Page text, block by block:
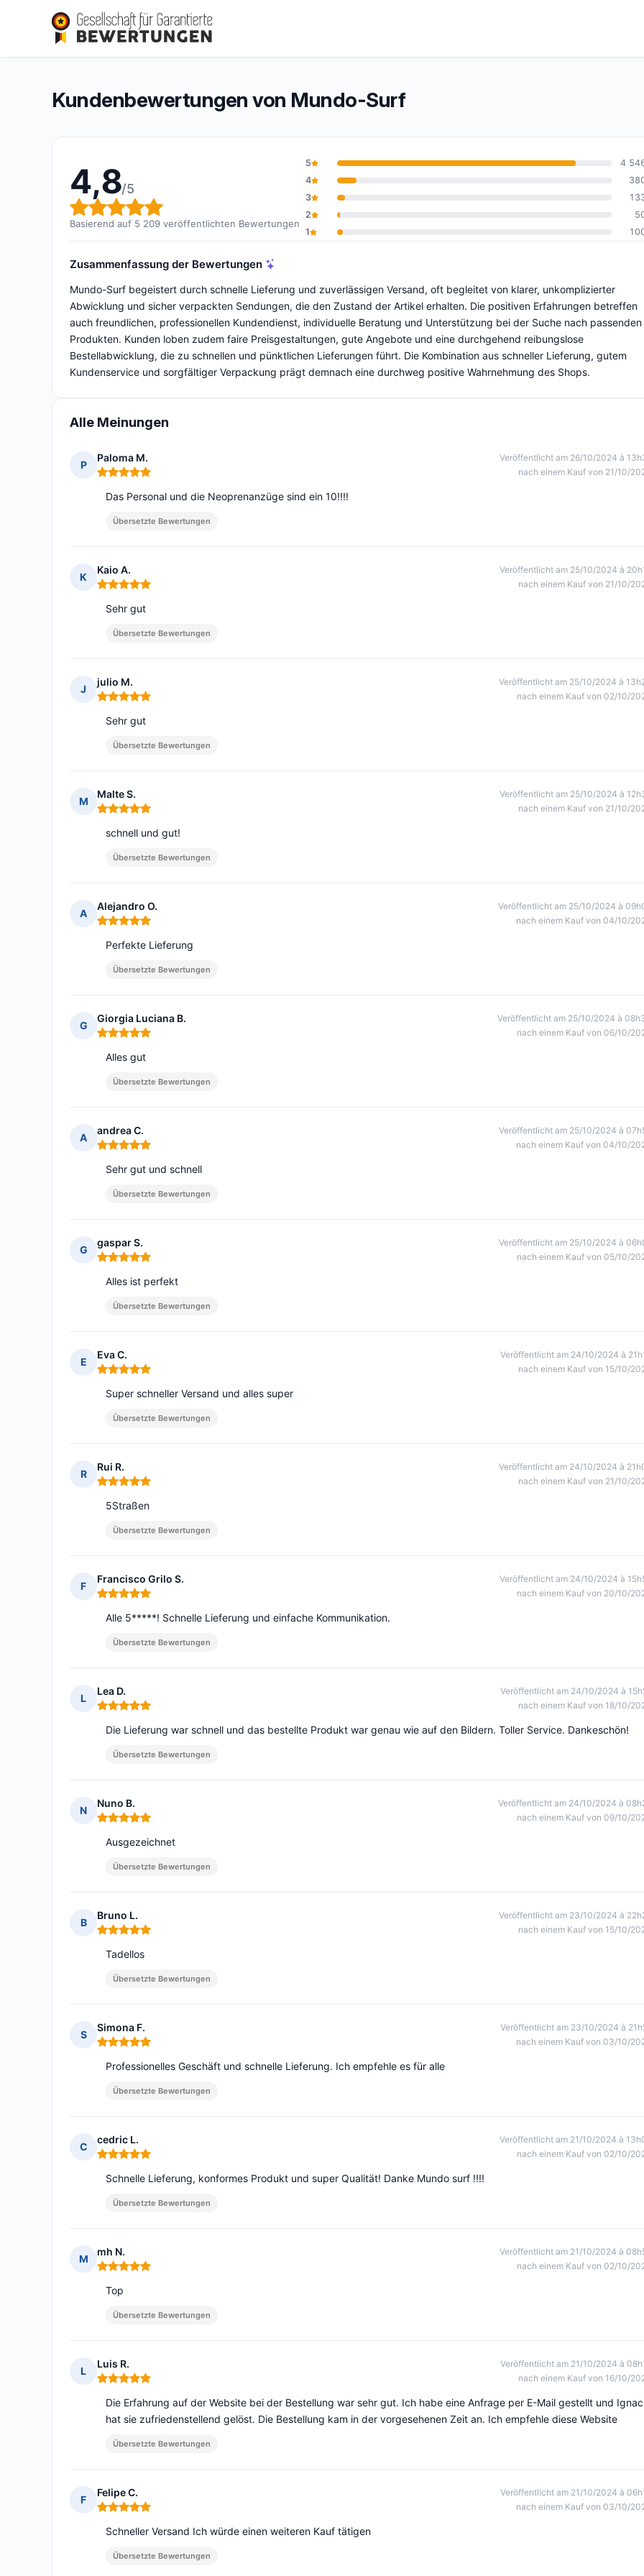
Mundo-Surf
Gesamtbewertung: 4,8 von 5
4,8/5(5 209 Bewertungen)
Kundenbewertungen von Mundo-Surf
4,8/5
Gesamtbewertung: 4,8 von 5
Basierend auf 5 209 veröffentlichten Bewertungen
5
4
4
3
2
1
Zusammenfassung der Bewertungen
Mundo-Surf begeistert durch schnelle Lieferung und zuverlässigen Versand, oft begleitet von klarer, unkomplizierter
Abwicklung und sicher verpackten Sendungen, die den Zustand der Artikel erhalten. Die positiven Erfahrungen betreffen
auch freundlichen, professionellen Kundendienst, individuelle Beratung und Unterstützung bei der Suche nach passenden
Produkten. Kunden loben zudem faire Preisgestaltungen, gute Angebote und eine durchgehend reibungslose
Bestellabwicklung, die zu schnellen und pünktlichen Lieferungen führt. Die Kombination aus schneller Lieferung, gutem
Kundenservice und sorgfältiger Verpackung prägt demnach eine durchweg positive Wahrnehmung des Shops.
Alle Meinungen
P
Paloma M.
Hinweis: 5 von 5
Veröffentlicht am 26/10/2024 à
nach einem Kauf von 21/10/
Das Personal und die Neoprenanzüge sind ein 10!!!!
Übersetzte Bewertungen
K
Kaio A.
Hinweis: 5 von 5
Veröffentlicht am 25/10/2024 à
nach einem Kauf von 21/10/
Sehr gut
Übersetzte Bewertungen
J
julio M.
Hinweis: 5 von 5
Veröffentlicht am 25/10/2024 à
nach einem Kauf von 02/10/
Sehr gut
Übersetzte Bewertungen
M
Malte S.
Hinweis: 5 von 5
Veröffentlicht am 25/10/2024 à
nach einem Kauf von 21/10/
schnell und gut!
Übersetzte Bewertungen
A
Alejandro O.
Hinweis: 5 von 5
Veröffentlicht am 25/10/2024 à
nach einem Kauf von 04/10/
Perfekte Lieferung
Übersetzte Bewertungen
G
Giorgia Luciana B.
Hinweis: 5 von 5
Veröffentlicht am 25/10/2024 à
nach einem Kauf von 06/10/
Alles gut
Übersetzte Bewertungen
A
andrea C.
Hinweis: 5 von 5
Veröffentlicht am 25/10/2024 à
nach einem Kauf von 04/10/
Sehr gut und schnell
Übersetzte Bewertungen
G
gaspar S.
Hinweis: 5 von 5
Veröffentlicht am 25/10/2024 à
nach einem Kauf von 05/10/
Alles ist perfekt
Übersetzte Bewertungen
E
Eva C.
Hinweis: 5 von 5
Veröffentlicht am 24/10/2024 à
nach einem Kauf von 15/10/
Super schneller Versand und alles super
Übersetzte Bewertungen
R
Rui R.
Hinweis: 5 von 5
Veröffentlicht am 24/10/2024 à
nach einem Kauf von 21/10/
5Straßen
Übersetzte Bewertungen
F
Francisco Grilo S.
Hinweis: 5 von 5
Veröffentlicht am 24/10/2024 à
nach einem Kauf von 20/10/
Alle 5*****! Schnelle Lieferung und einfache Kommunikation.
Übersetzte Bewertungen
L
Lea D.
Hinweis: 5 von 5
Veröffentlicht am 24/10/2024 à
nach einem Kauf von 18/10/
Die Lieferung war schnell und das bestellte Produkt war genau wie auf den Bildern. Toller Service. Dankeschön!
Übersetzte Bewertungen
N
Nuno B.
Hinweis: 5 von 5
Veröffentlicht am 24/10/2024 à
nach einem Kauf von 09/10/
Ausgezeichnet
Übersetzte Bewertungen
B
Bruno L.
Hinweis: 5 von 5
Veröffentlicht am 23/10/2024 à
nach einem Kauf von 15/10/
Tadellos
Übersetzte Bewertungen
S
Simona F.
Hinweis: 5 von 5
Veröffentlicht am 23/10/2024 à
nach einem Kauf von 03/10/
Professionelles Geschäft und schnelle Lieferung. Ich empfehle es für alle
Übersetzte Bewertungen
C
cedric L.
Hinweis: 5 von 5
Veröffentlicht am 21/10/2024 à
nach einem Kauf von 02/10/
Schnelle Lieferung, konformes Produkt und super Qualität! Danke Mundo surf !!!!
Übersetzte Bewertungen
M
mh N.
Hinweis: 5 von 5
Veröffentlicht am 21/10/2024 à
nach einem Kauf von 02/10/
Top
Übersetzte Bewertungen
L
Luis R.
Hinweis: 5 von 5
Veröffentlicht am 21/10/2024 à
nach einem Kauf von 16/10/
Die Erfahrung auf der Website bei der Bestellung war sehr gut. Ich habe eine Anfrage per E-Mail gestellt und
hat sie zufriedenstellend gelöst. Die Bestellung kam in der vorgesehenen Zeit an. Ich empfehle diese Website
Übersetzte Bewertungen
F
Felipe C.
Hinweis: 5 von 5
Veröffentlicht am 21/10/2024 à
nach einem Kauf von 03/10/
Schneller Versand Ich würde einen weiteren Kauf tätigen
Übersetzte Bewertungen